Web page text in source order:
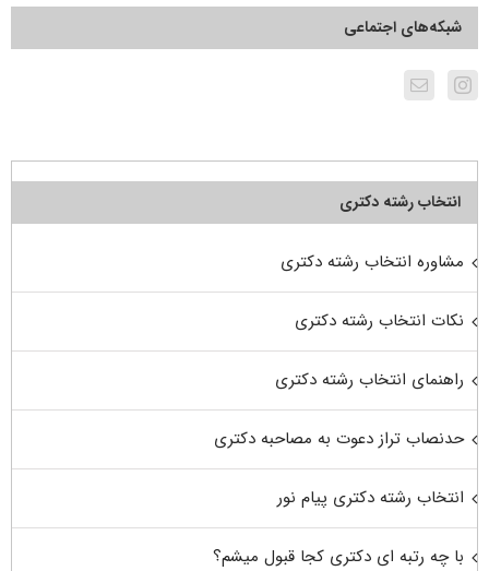
شبکه‌های اجتماعی
انتخاب رشته دکتری
مشاوره انتخاب رشته دکتری
نکات انتخاب رشته دکتری
راهنمای انتخاب رشته دکتری
حدنصاب تراز دعوت به مصاحبه دکتری
انتخاب رشته دکتری پیام نور
با چه رتبه ای دکتری کجا قبول میشم؟